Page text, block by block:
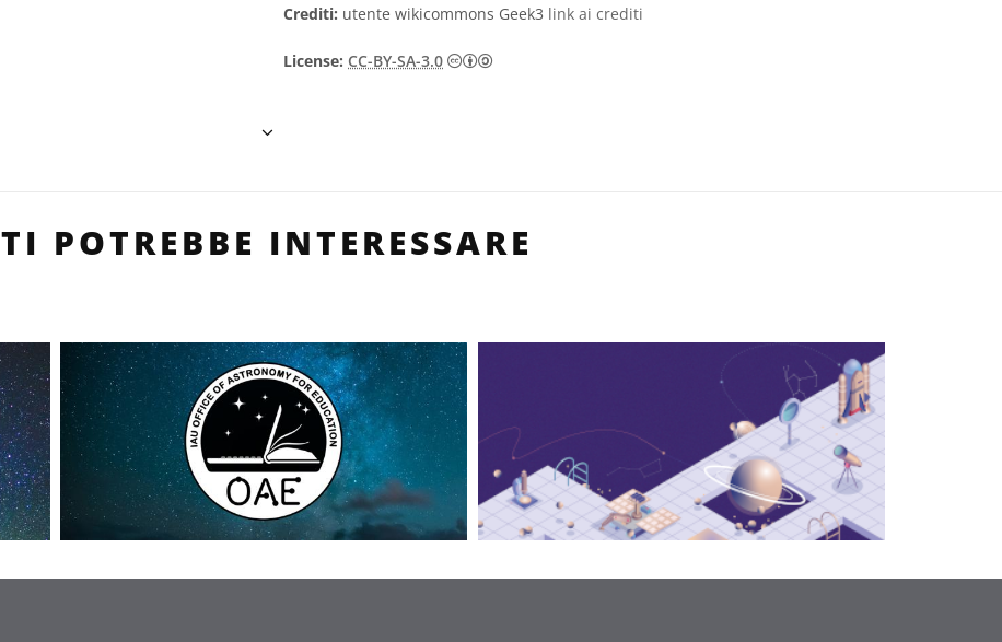
Crediti: utente wikicommons Geek3 link ai crediti
License: CC-BY-SA-3.0 Creative Commons Attribuzione - Condividi allo stesso modo 3.0
TI POTREBBE INTERESSARE